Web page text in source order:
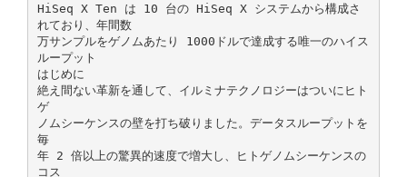
HiSeq X Ten は 10 台の HiSeq X システムから構成さ
れており、年間数
万サンプルをゲノムあたり 1000ドルで達成する唯一のハイス
ループット
はじめに
絶え間ない革新を通して、イルミナテクノロジーはついにヒト
ゲ
ノムシーケンスの壁を打ち破りました。データスループットを
毎
年 2 倍以上の驚異的速度で増大し、ヒトゲノムシーケンスの
コス